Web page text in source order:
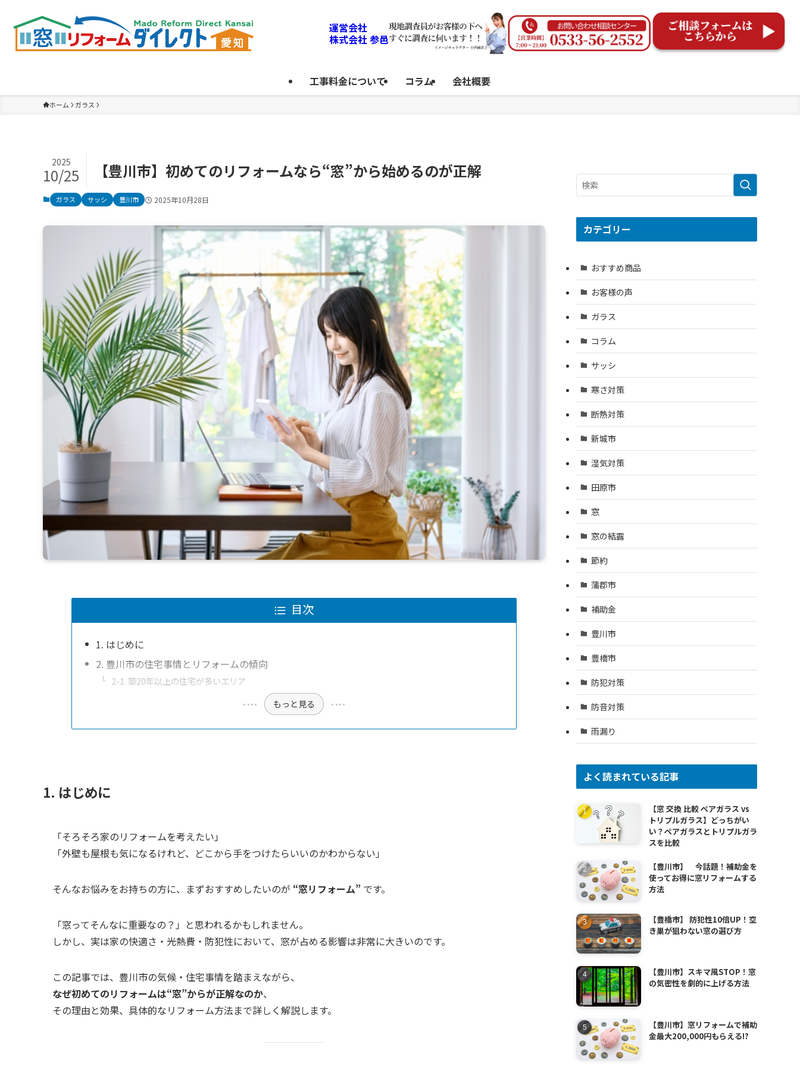
工事料金について コラム 会社概要
運営会社
株式会社 参邑
ホーム ガラス
【豊川市】初めてのリフォームなら“窓”から始めるのが正解
2025
10/25
ガラス サッシ 豊川市 2025年10月28日
目次
1. はじめに
2. 豊川市の住宅事情とリフォームの傾向
2-1. 築20年以上の住宅が多いエリア
もっと見る
1. はじめに
「そろそろ家のリフォームを考えたい」
「外壁も屋根も気になるけれど、どこから手をつけたらいいのかわからない」
そんなお悩みをお持ちの方に、まずおすすめしたいのが “窓リフォーム” です。
「窓ってそんなに重要なの？」と思われるかもしれません。
しかし、実は家の快適さ・光熱費・防犯性において、窓が占める影響は非常に大きいのです。
この記事では、豊川市の気候・住宅事情を踏まえながら、
なぜ初めてのリフォームは“窓”からが正解なのか、
その理由と効果、具体的なリフォーム方法まで詳しく解説します。
カテゴリー
おすすめ商品
お客様の声
ガラス
コラム
サッシ
寒さ対策
断熱対策
新城市
湿気対策
田原市
窓
窓の結露
節約
蒲郡市
補助金
豊川市
豊橋市
防犯対策
防音対策
雨漏り
よく読まれている記事
【窓 交換 比較 ペアガラス vs
トリプルガラス】どっちがい
い？ペアガラスとトリプルガラ
スを比較
【豊川市】 今話題！補助金を
使ってお得に窓リフォームする
方法
【豊橋市】 防犯性10倍UP！空
き巣が狙わない窓の選び方
【豊川市】スキマ風STOP！窓
の気密性を劇的に上げる方法
【豊川市】窓リフォームで補助
金最大200,000円もらえる!?